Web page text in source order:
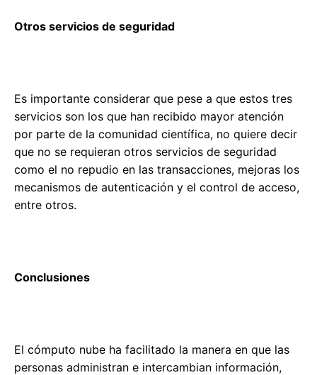
Otros servicios de seguridad
Es importante considerar que pese a que estos tres
servicios son los que han recibido mayor atención
por parte de la comunidad científica, no quiere decir
que no se requieran otros servicios de seguridad
como el no repudio en las transacciones, mejoras los
mecanismos de autenticación y el control de acceso,
entre otros.
Conclusiones
El cómputo nube ha facilitado la manera en que las
personas administran e intercambian información,